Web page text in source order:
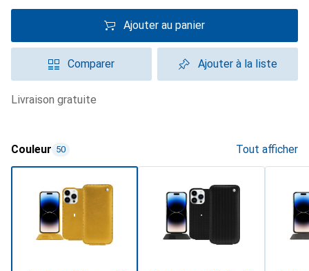
Ajouter au panier
Comparer Ajouter à la liste
livraison gratuite
Couleur 50 Tout afficher